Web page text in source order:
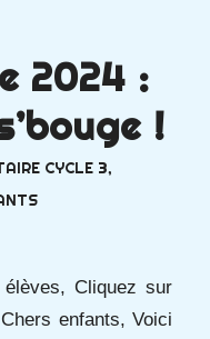
2024 :
!
CYCLE 3,
Cliquez sur
enfants, Voici